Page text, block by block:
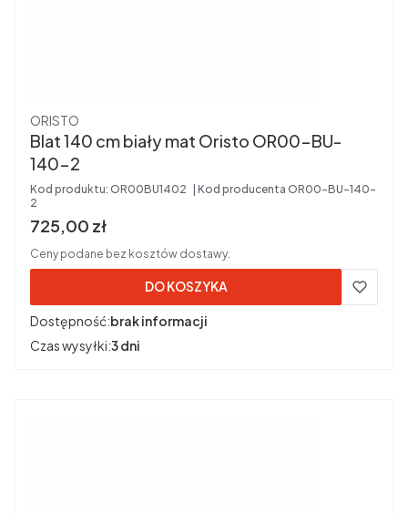
Producent
ORISTO
Blat 140 cm biały mat Oristo OR00-BU-
140-2
Kod produktu: OR00BU1402 Kod producenta OR00-BU-140-
2
Cena brutto
725,00 zł
Ceny podane bez kosztów dostawy.
DO KOSZYKA
Dostępność:brak informacji
Czas wysyłki:3 dni